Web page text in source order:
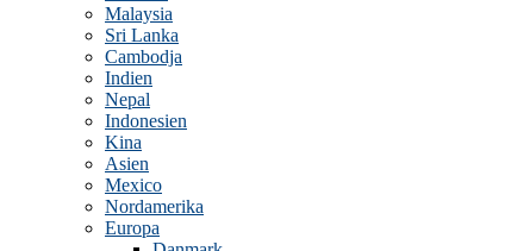
Malaysia
Sri Lanka
Cambodja
Indien
Nepal
Indonesien
Kina
Asien
Mexico
Nordamerika
Europa